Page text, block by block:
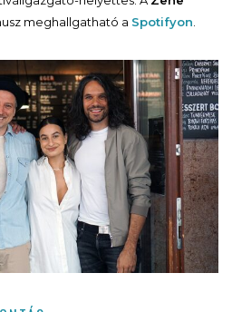
meghallgatható a Spotifyon.